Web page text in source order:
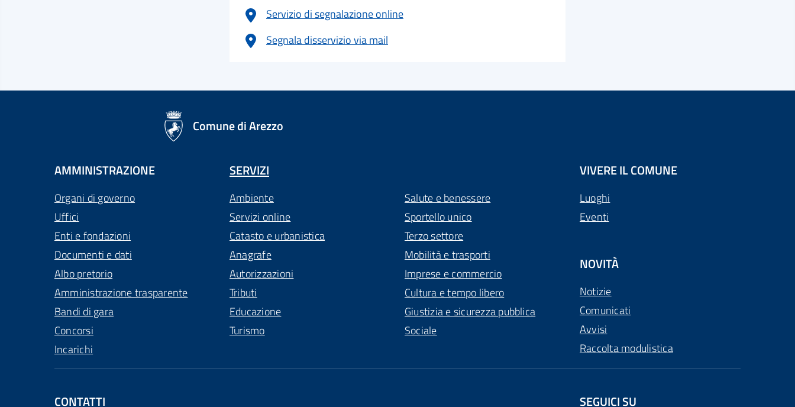
Servizio di segnalazione online
Segnala disservizio via mail
Comune di Arezzo
AMMINISTRAZIONE
Organi di governo
Uffici
Enti e fondazioni
Documenti e dati
Albo pretorio
Amministrazione trasparente
Bandi di gara
Concorsi
Incarichi
SERVIZI
Ambiente
Servizi online
Catasto e urbanistica
Anagrafe
Autorizzazioni
Tributi
Educazione
Turismo
Salute e benessere
Sportello unico
Terzo settore
Mobilità e trasporti
Imprese e commercio
Cultura e tempo libero
Giustizia e sicurezza pubblica
Sociale
VIVERE IL COMUNE
Luoghi
Eventi
NOVITÀ
Notizie
Comunicati
Avvisi
Raccolta modulistica
CONTATTI SEGUICI SU